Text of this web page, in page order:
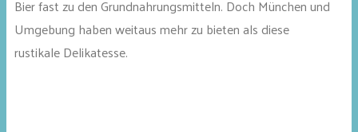
Bier fast zu den Grundnahrungsmitteln. Doch München und
Umgebung haben weitaus mehr zu bieten als diese
rustikale Delikatesse.